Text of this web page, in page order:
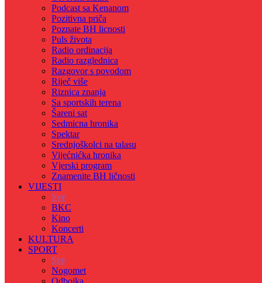
Podcast sa Kenanom
Pozitivna priča
Poznate BH licnosti
Puls života
Radio ordinacija
Radio razglednica
Razgovor s povodom
Riječ više
Riznica znanja
Sa sportskih terena
Šareni sat
Sedmicna hronika
Spektar
Srednjoškolci na talasu
Vijećnićka hronika
Vjerski program
Znamenite BH ličnosti
VIJESTI
Sve
BKC
Kino
Koncerti
KULTURA
SPORT
Sve
Nogomet
Odbojka